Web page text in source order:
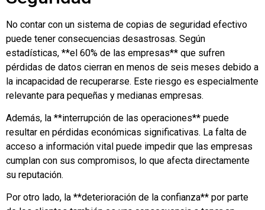
No contar con un sistema de copias de seguridad efectivo
puede tener consecuencias desastrosas. Según
estadísticas, **el 60% de las empresas** que sufren
pérdidas de datos cierran en menos de seis meses debido a
la incapacidad de recuperarse. Este riesgo es especialmente
relevante para pequeñas y medianas empresas.
Además, la **interrupción de las operaciones** puede
resultar en pérdidas económicas significativas. La falta de
acceso a información vital puede impedir que las empresas
cumplan con sus compromisos, lo que afecta directamente
su reputación.
Por otro lado, la **deterioración de la confianza** por parte